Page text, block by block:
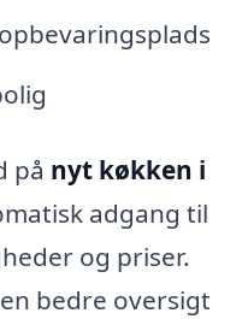
på nyt køkken i
adgang til
og priser.
bedre oversigt